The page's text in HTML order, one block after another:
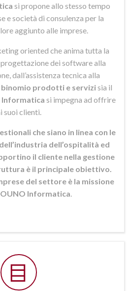
si propone allo stesso tempo
e società di consulenza per la
aggiunto alle imprese.
oriented che anima tutta la
dei software alla
dall’assistenza tecnica alla
binomio prodotti e servizisia il
Informatica si impegna ad offrire
suoi clienti.
che siano in linea con le
dell’ospitalità ed
il cliente nella gestione
è il principale obiettivo.
del settore è la missione
Informatica